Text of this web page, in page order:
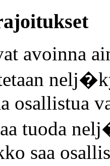
avoinna
osallistua
tuoda
saa